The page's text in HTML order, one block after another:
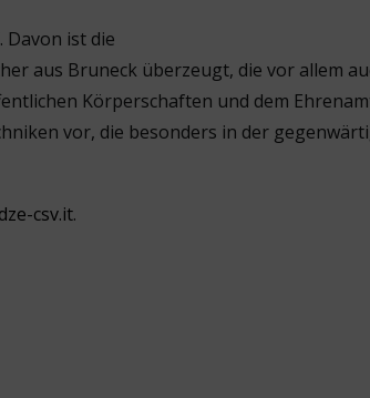
Davon ist die
aus Bruneck überzeugt, die vor allem
Körperschaften und dem
vor, die besonders in der
csv.it.